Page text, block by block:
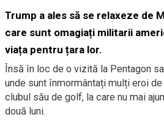
Trump a ales să se relaxeze de
care sunt omagiați militarii
viața pentru țara lor.
Însă în loc de o vizită la Pentagon
unde sunt înmormântați mulți eroi
clubul său de golf, la care nu mai
două luni.